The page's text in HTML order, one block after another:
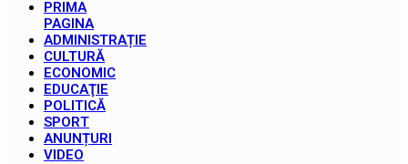
PRIMA
PAGINA
ADMINISTRAȚIE
CULTURĂ
ECONOMIC
EDUCAŢIE
POLITICĂ
SPORT
ANUNȚURI
VIDEO